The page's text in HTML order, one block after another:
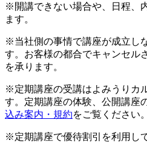
※開講できない場合や、日程、
ます。
※当社側の事情で講座が成立し
す。お客様の都合でキャンセル
を承ります。
※定期講座の受講はよみうりカ
す。定期講座の体験、公開講座
込み案内・規約をご覧ください。
※定期講座で優待割引を利用し